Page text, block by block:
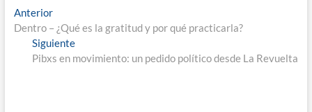
Navegación
de
entradas
AnteriorEntrada
anterior:
Dentro – ¿Qué es la gratitud y por qué practicarla?
SiguienteEntrada
siguiente:
Pibxs en movimiento: un pedido político desde La Revuelta